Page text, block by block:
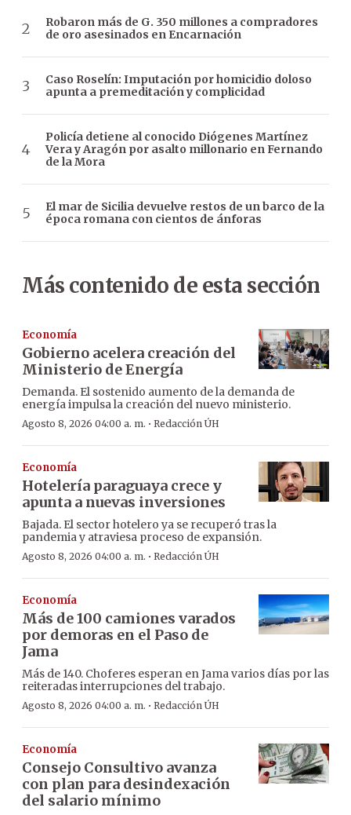
Robaron más de G. 350 millones a compradores
de oro asesinados en Encarnación
Caso Roselín: Imputación por homicidio doloso
apunta a premeditación y complicidad
Policía detiene al conocido Diógenes Martínez
Vera y Aragón por asalto millonario en Fernando
de la Mora
El mar de Sicilia devuelve restos de un barco de la
época romana con cientos de ánforas
Más contenido de esta sección
Economía
Gobierno acelera creación del
Ministerio de Energía
Demanda. El sostenido aumento de la demanda de
energía impulsa la creación del nuevo ministerio.
Agosto 8, 2026 04:00 a. m. · Redacción ÚH
Economía
Hotelería paraguaya crece y
apunta a nuevas inversiones
Bajada. El sector hotelero ya se recuperó tras la
pandemia y atraviesa proceso de expansión.
Agosto 8, 2026 04:00 a. m. · Redacción ÚH
Economía
Más de 100 camiones varados
por demoras en el Paso de
Jama
Más de 140. Choferes esperan en Jama varios días por las
reiteradas interrupciones del trabajo.
Agosto 8, 2026 04:00 a. m. · Redacción ÚH
Economía
Consejo Consultivo avanza
con plan para desindexación
del salario mínimo